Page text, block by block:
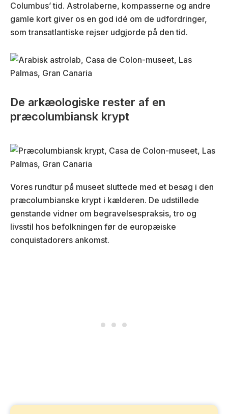
Columbus’ tid. Astrolaberne, kompasserne og andre
gamle kort giver os en god idé om de udfordringer,
som transatlantiske rejser udgjorde på den tid.
De arkæologiske rester af en
præcolumbiansk krypt
Vores rundtur på museet sluttede med et besøg i den
præcolumbianske krypt i kælderen. De udstillede
genstande vidner om begravelsespraksis, tro og
livsstil hos befolkningen før de europæiske
conquistadorers ankomst.